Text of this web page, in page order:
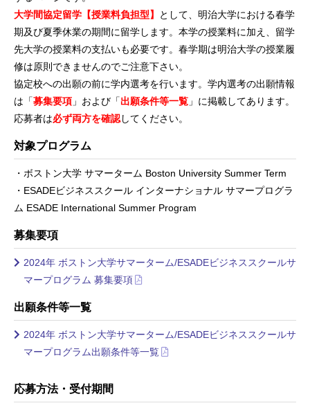
大学間協定留学【授業料負担型】
として、明治大学における春学
期及び夏季休業の期間に留学します。本学の授業料に加え、留学
先大学の授業料の支払いも必要です。春学期は明治大学の授業履
修は原則できませんのでご注意下さい。
協定校への出願の前に学内選考を行います。学内選考の出願情報
は「募集要項 」および「出願条件等一覧 」に掲載してあります。
応募者は必ず両方を確認してください。
対象プログラム
・ボストン大学 サマーターム Boston University Summer Term
・ESADEビジネススクール インターナショナル サマープログラ
ム ESADE International Summer Program
募集要項
2024年 ボストン大学サマーターム/ESADEビジネススクールサ
マープログラム 募集要項
出願条件等一覧
2024年 ボストン大学サマーターム/ESADEビジネススクールサ
マープログラム出願条件等一覧
応募方法・受付期間